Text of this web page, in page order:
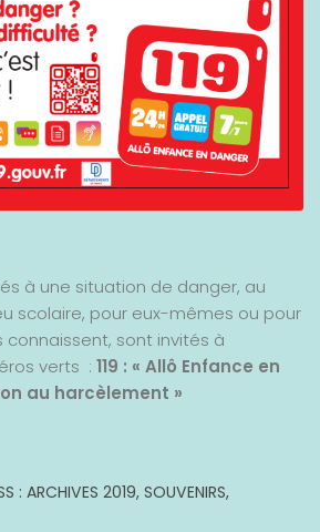
à une situation de danger, au
scolaire, pour eux-mêmes ou pour
connaissent, sont invités à
verts : 119 : « Allô Enfance en
au harcèlement »
: ARCHIVES 2019, SOUVENIRS,